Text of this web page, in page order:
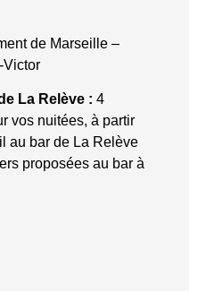
de Marseille –
Victor
La Relève : 4
vos nuitées, à partir
au bar de La Relève
proposées au bar à